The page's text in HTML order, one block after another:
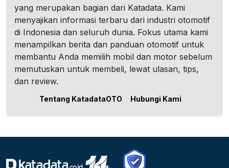
yang merupakan bagian dari Katadata. Kami
menyajikan informasi terbaru dari industri otomotif
di Indonesia dan seluruh dunia. Fokus utama kami
menampilkan berita dan panduan otomotif untuk
membantu Anda memilih mobil dan motor sebelum
memutuskan untuk membeli, lewat ulasan, tips,
dan review.
Tentang KatadataOTO Hubungi Kami